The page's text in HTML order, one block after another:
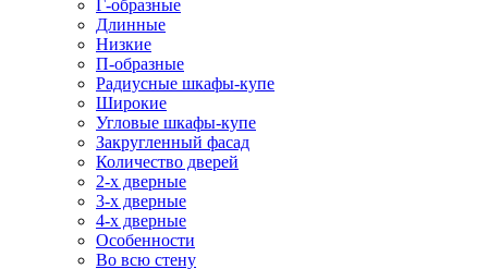
Г-образные
Длинные
Низкие
П-образные
Радиусные шкафы-купе
Широкие
Угловые шкафы-купе
Закругленный фасад
Количество дверей
2-х дверные
3-х дверные
4-х дверные
Особенности
Во всю стену